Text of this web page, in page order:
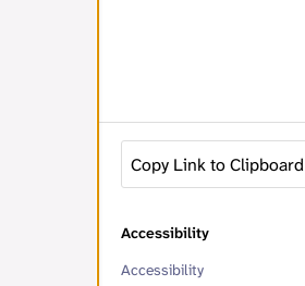
Copy Link to Clipboard
Accessibility
Accessibility